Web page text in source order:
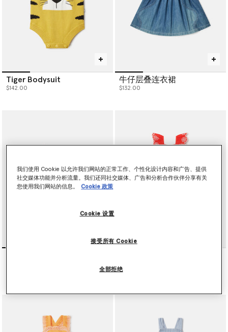
Tiger Bodysuit
$142.00
牛仔层叠连衣裙
$132.00
套装
$164.00
我们使用 Cookie 以允许我们网站的正常工作、个性化设计内容和广告、提供
社交媒体功能并分析流量。我们还同社交媒体、广告和分析合作伙伴分享有关
您使用我们网站的信息。
Cookie 政策
Cookie 设置
全部拒绝
接受所有 Cookie